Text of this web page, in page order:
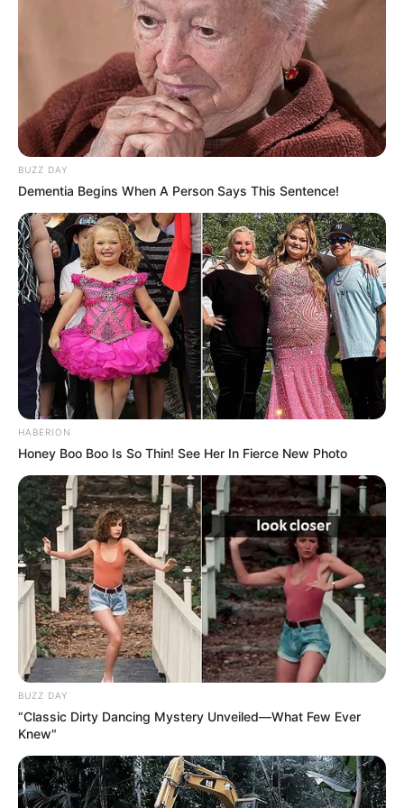
Tua Casa
Os temperos da sua horta precisam ser regados
todos os dias. O ideal é que você escolha um
horário aproximado para manter essa rotina:
BUZZ DAY
Dementia Begins When A Person Says This Sentence!
HABERION
Honey Boo Boo Is So Thin! See Her In Fierce New Photo
BUZZ DAY
“Classic Dirty Dancing Mystery Unveiled—What Few Ever
Knew"